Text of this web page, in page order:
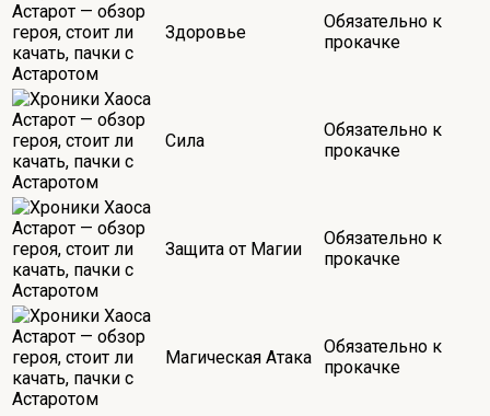
Здоровье
Обязательно к
прокачке
Сила
Обязательно к
прокачке
Защита от Магии
Обязательно к
прокачке
Магическая Атака
Обязательно к
прокачке